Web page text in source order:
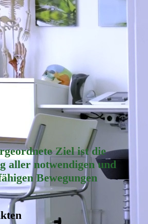
Ziel ist die
aller notwendigen und
Bewegungen